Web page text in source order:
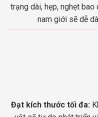
trạng dài, hẹp, nghẹt
nam giới sẽ dễ
Đạt kích thước tối đa: